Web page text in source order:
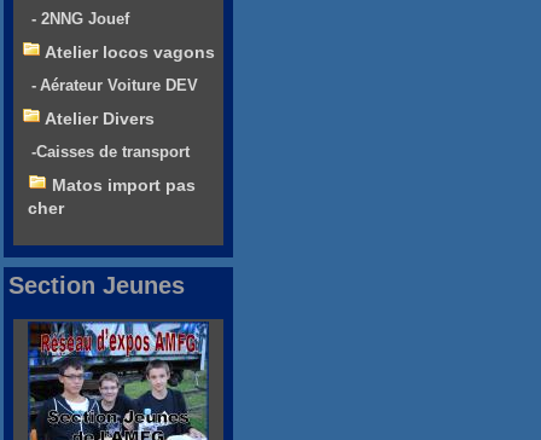
- 2NNG Jouef
Atelier locos vagons
- Aérateur Voiture DEV
Atelier Divers
-Caisses de transport
Matos import pas
cher
Section Jeunes